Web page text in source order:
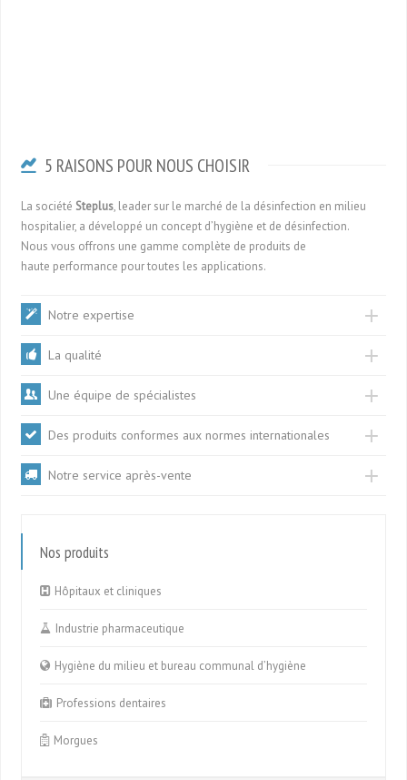
5 RAISONS POUR NOUS CHOISIR
La société Steplus, leader sur le marché de la désinfection en milieu
hospitalier, a développé un concept d’hygiène et de désinfection.
Nous vous offrons une gamme complète de produits de
haute performance pour toutes les applications.
Notre expertise
La qualité
Une équipe de spécialistes
Des produits conformes aux normes internationales
Notre service après-vente
Nos produits
Hôpitaux et cliniques
Industrie pharmaceutique
Hygiène du milieu et bureau communal d’hygiène
Professions dentaires
Morgues